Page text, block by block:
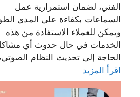
الفني، لضمان استمرارية عمل
السماعات بكفاءة على المدى
ويمكن للعملاء الاستفادة من هذه
الخدمات في حال حدوث أي
الحاجة إلى تحديث النظام
اقرأ المزيد